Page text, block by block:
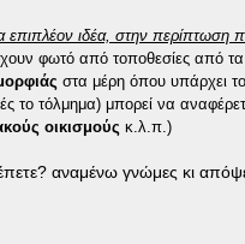
ιδέα, στην περίπτωση
φωτό από τοποθεσίες από
στα μέρη όπου υπάρχει
το τόλμημα) μπορεί να
οικισμούς κ.λ.π.)
αναμένω γνώμες κι